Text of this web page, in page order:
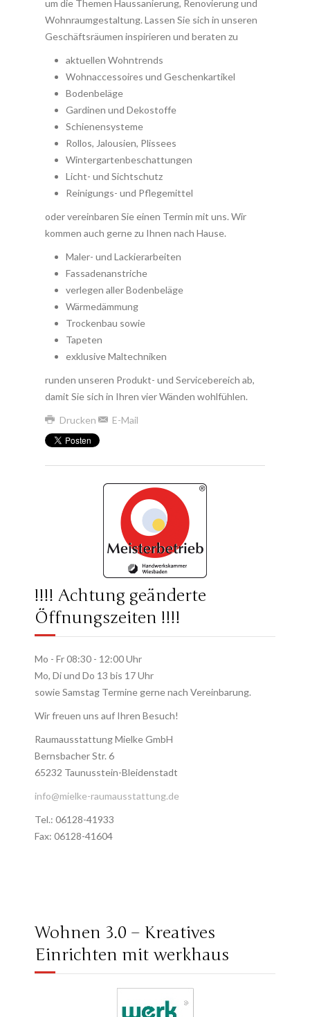
um die Themen Haussanierung, Renovierung und
Wohnraumgestaltung. Lassen Sie sich in unseren
Geschäftsräumen inspirieren und beraten zu
aktuellen Wohntrends
Wohnaccessoires und Geschenkartikel
Bodenbeläge
Gardinen und Dekostoffe
Schienensysteme
Rollos, Jalousien, Plissees
Wintergartenbeschattungen
Licht- und Sichtschutz
Reinigungs- und Pflegemittel
oder vereinbaren Sie einen Termin mit uns. Wir
kommen auch gerne zu Ihnen nach Hause.
Maler- und Lackierarbeiten
Fassadenanstriche
verlegen aller Bodenbeläge
Wärmedämmung
Trockenbau sowie
Tapeten
exklusive Maltechniken
runden unseren Produkt- und Servicebereich ab,
damit Sie sich in Ihren vier Wänden wohlfühlen.
Drucken
E-Mail
!!!! Achtung geänderte
Öffnungszeiten !!!!
Mo - Fr 08:30 - 12:00 Uhr
Mo, Di und Do 13 bis 17 Uhr
sowie Samstag Termine gerne nach Vereinbarung.
Wir freuen uns auf Ihren Besuch!
Raumausstattung Mielke GmbH
Bernsbacher Str. 6
65232 Taunusstein-Bleidenstadt
info@mielke-raumausstattung.de
Tel.: 06128-41933
Fax: 06128-41604
Wohnen 3.0 – Kreatives
Einrichten mit werkhaus